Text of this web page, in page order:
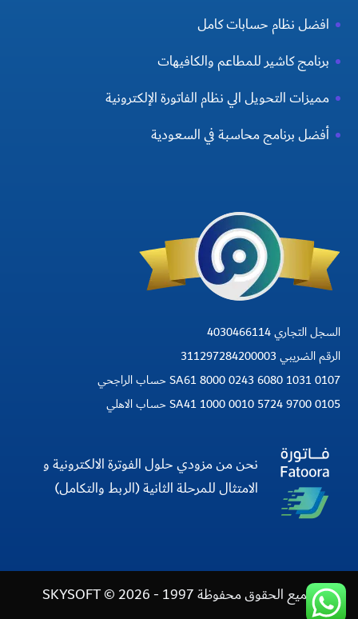
افضل نظام حسابات كامل
برنامج كاشير للمطاعم والكافيهات
مميزات التحويل الي نظام الفاتورة الإلكترونية
أفضل برنامج محاسبة في السعودية
السجل التجاري 4030466114
الرقم الضريبي 311297284200003
SA61 8000 0243 6080 1031 0107 حساب الراجحي
SA41 1000 0010 5724 9700 0105 حساب الاهلي
نحن من مزودي حلول الفوترة الالكترونية و
الامتثال للمرحلة الثانية (الربط والتكامل)
جميع الحقوق محفوظة 1997 - 2026 © SKYSOFT